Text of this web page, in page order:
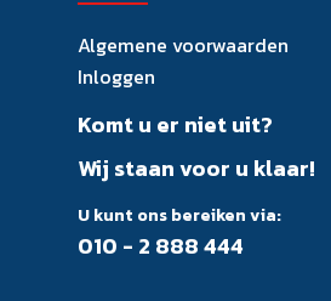
Algemene voorwaarden
Inloggen
Komt u er niet uit?
Wij staan voor u klaar!
U kunt ons bereiken via:
010 - 2 888 444